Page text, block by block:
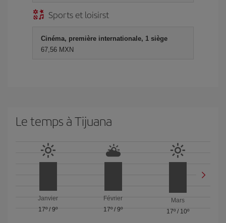
Sports et loisirst
Cinéma, première internationale, 1 siège
67,56 MXN
Le temps à Tijuana
Janvier
17º/9º
Février
17º/ 9º
Mars
17º / 10º